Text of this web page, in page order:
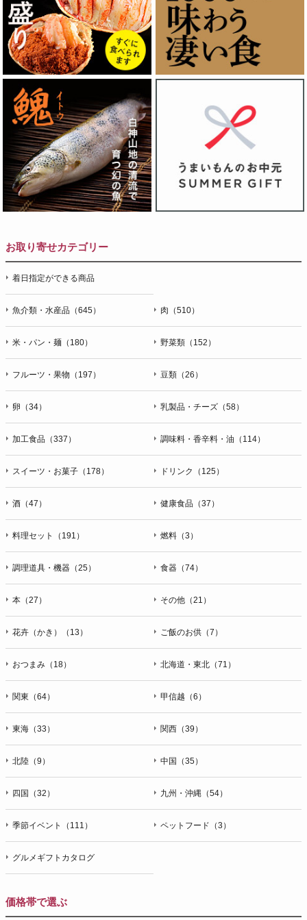
お取り寄せカテゴリー
着日指定ができる商品
魚介類・水産品（645） 肉（510）
米・パン・麺（180） 野菜類（152）
フルーツ・果物（197） 豆類（26）
卵（34） 乳製品・チーズ（58）
加工食品（337） 調味料・香辛料・油（114）
スイーツ・お菓子（178） ドリンク（125）
酒（47） 健康食品（37）
料理セット（191） 燃料（3）
調理道具・機器（25） 食器（74）
本（27） その他（21）
花卉（かき）（13） ご飯のお供（7）
おつまみ（18） 北海道・東北（71）
関東（64） 甲信越（6）
東海（33） 関西（39）
北陸（9） 中国（35）
四国（32） 九州・沖縄（54）
季節イベント（111） ペットフード（3）
グルメギフトカタログ
価格帯で選ぶ